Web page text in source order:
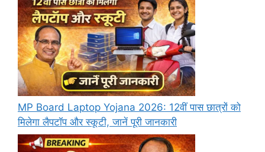
MP Board Laptop Yojana 2026: 12वीं पास छात्रों को
मिलेगा लैपटॉप और स्कूटी, जानें पूरी जानकारी